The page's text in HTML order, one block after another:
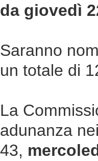
da giovedì
Saranno
un totale di
La
adunanza
43,